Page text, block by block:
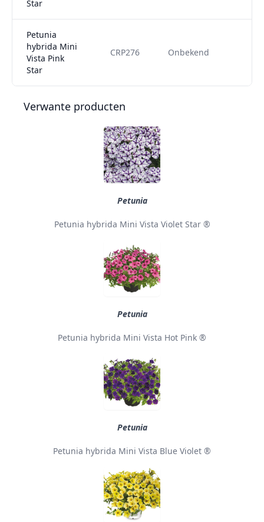
Star
Petunia
hybrida Mini
Vista Pink
Star
CRP276 Onbekend
Verwante producten
Petunia
Petunia hybrida Mini Vista Violet Star ®
Petunia
Petunia hybrida Mini Vista Hot Pink ®
Petunia
Petunia hybrida Mini Vista Blue Violet ®